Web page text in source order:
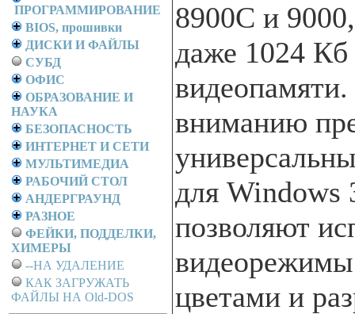
ПРОГРАММИРОВАНИЕ
BIOS, прошивки
ДИСКИ И ФАЙЛЫ
СУБД
ОФИС
ОБРАЗОВАНИЕ И
НАУКА
БЕЗОПАСНОСТЬ
ИНТЕРНЕТ И СЕТИ
МУЛЬТИМЕДИА
РАБОЧИЙ СТОЛ
АНДЕРГРАУНД
РАЗНОЕ
ФЕЙКИ, ПОДДЕЛКИ,
ХИМЕРЫ
--НА УДАЛЕНИЕ
КАК ЗАГРУЖАТЬ
ФАЙЛЫ НА Old-DOS
8900C и
даже 1024 Кб
вниманию
для Windows
позволяют
цветами и